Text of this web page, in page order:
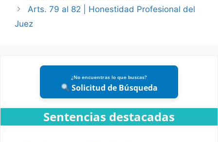
Arts. 79 al 82 | Honestidad Profesional del
Juez
¿No encuentras lo que buscas?
Solicitud de Búsqueda
Sentencias destacadas